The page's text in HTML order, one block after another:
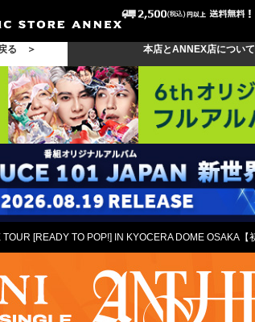
る ＞ 本店とANNEX店について
[READY TO POP!] IN KYOCERA DOME OSAKA